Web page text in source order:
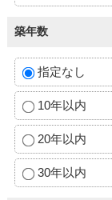
築年数
指定なし
10年以内
20年以内
30年以内